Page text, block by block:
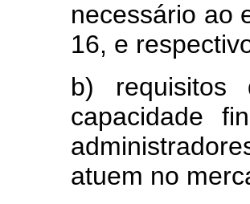
necessário ao
16, e
b) requisitos
capacidade
atuem no